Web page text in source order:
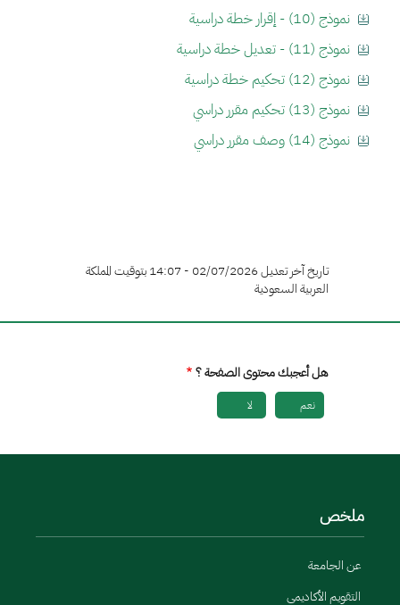
نموذج (10) - إقرار خطة دراسية
نموذج (11) - تعديل خطة دراسية
نموذج (12) تحكيم خطة دراسية
نموذج (13) تحكيم مقرر دراسي
نموذج (14) وصف مقرر دراسي
تاريخ آخر تعديل 02/07/2026 - 14:07 بتوقيت المملكة
العربية السعودية
هل أعجبك محتوى الصفحة ؟
نعم لا
ملخص
عن الجامعة
التقويم الأكاديمي